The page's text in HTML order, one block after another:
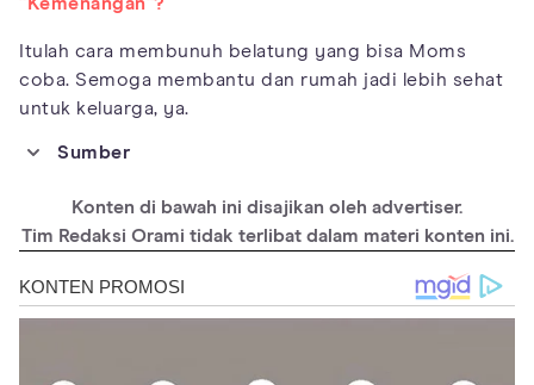
"Kemenangan"?
Itulah cara membunuh belatung yang bisa Moms
coba. Semoga membantu dan rumah jadi lebih sehat
untuk keluarga, ya.
Sumber
Konten di bawah ini disajikan oleh advertiser.
Tim Redaksi Orami tidak terlibat dalam materi konten ini.